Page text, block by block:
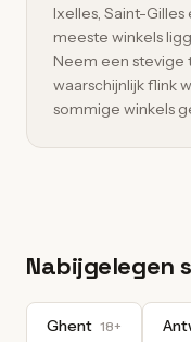
Ixelles, Saint-
meeste winkels
Neem een stevige
waarschijnlijk flink
sommige winkels
Nabijgelegen
Ghent 18+